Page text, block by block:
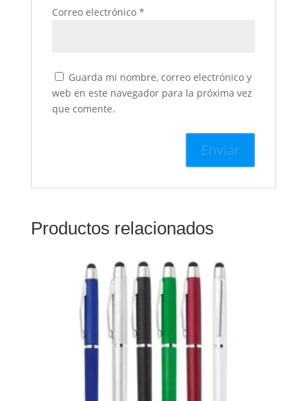
Correo electrónico *
Guarda mi nombre, correo electrónico y
web en este navegador para la próxima vez
que comente.
Productos relacionados